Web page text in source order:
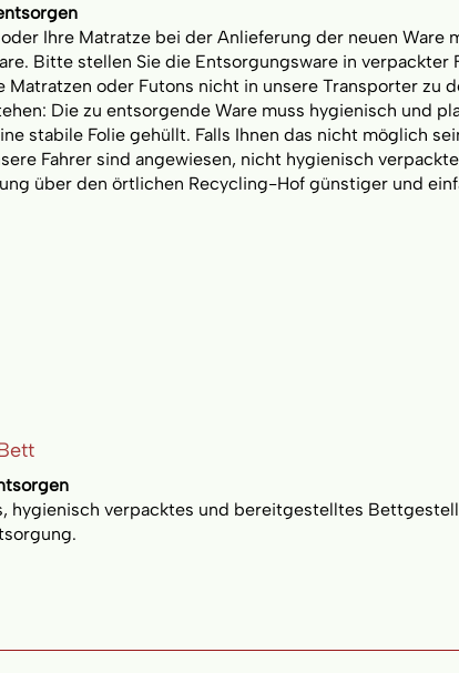
Ihre Matratze bei der Anlieferung der neuen Ware
Bitte stellen Sie die Entsorgungsware in verpackter
Matratzen oder Futons nicht in unsere Transporter zu
Die zu entsorgende Ware muss hygienisch und
stabile Folie gehüllt. Falls Ihnen das nicht möglich
Fahrer sind angewiesen, nicht hygienisch
über den örtlichen Recycling-Hof günstiger und
hygienisch verpacktes und bereitgestelltes